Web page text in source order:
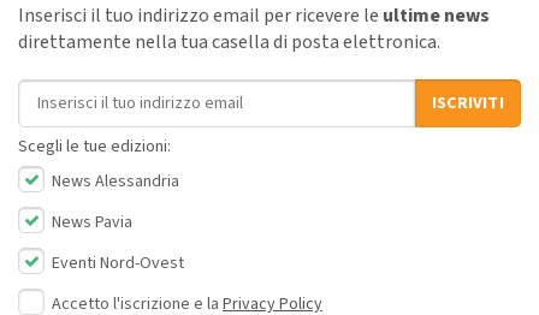
Inserisci il tuo indirizzo email per ricevere le ultime news
direttamente nella tua casella di posta elettronica.
Indirizzo email
ISCRIVITI
Scegli le tue edizioni:
News Alessandria
News Pavia
Eventi Nord-Ovest
Accetto l'iscrizione e la Privacy Policy